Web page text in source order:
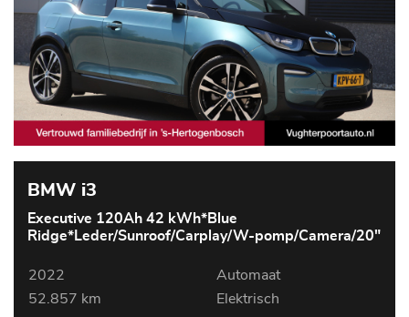
BMW i3
Executive 120Ah 42 kWh*Blue
Ridge*Leder/Sunroof/Carplay/W-pomp/Camera/20"
2022
Automaat
52.857 km
Elektrisch